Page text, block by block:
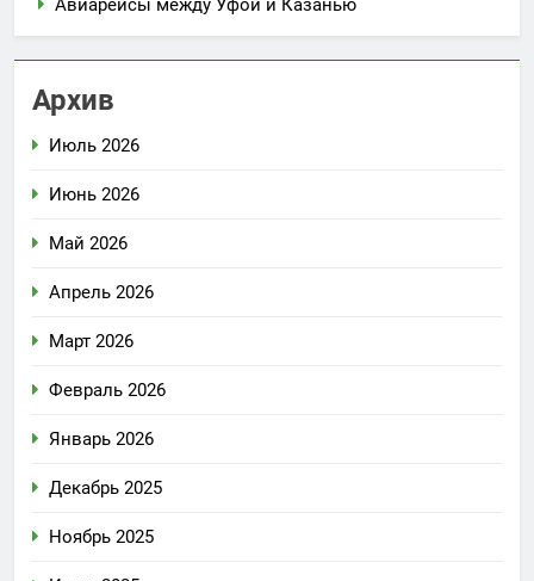
Авиарейсы между Уфой и Казанью
Архив
Июль 2026
Июнь 2026
Май 2026
Апрель 2026
Март 2026
Февраль 2026
Январь 2026
Декабрь 2025
Ноябрь 2025